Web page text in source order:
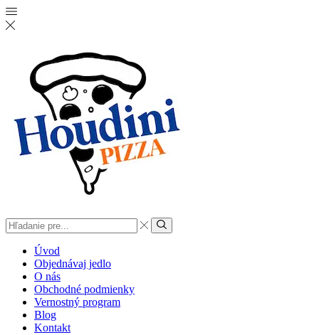
Vstup
vyhľadávania
Vyhľadať
Úvod
Objednávaj jedlo
O nás
Obchodné podmienky
Vernostný program
Blog
Kontakt